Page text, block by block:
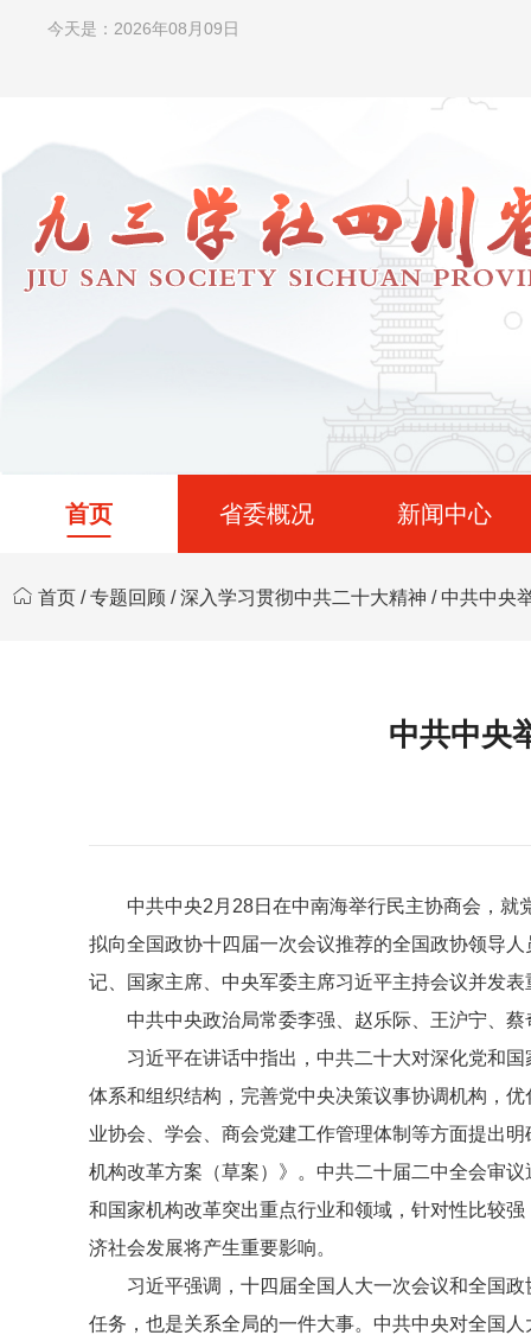
今天是：2026年08月09日
首页 省委概况 新闻中心
首页 /专题回顾 /深入学习贯彻中共二十大精神 / 中共中央
中共中央
中共中央2月28日在中南海举行民主协商会，
拟向全国政协十四届一次会议推荐的全国政协领导
记、国家主席、中央军委主席习近平主持会议并发表
中共中央政治局常委李强、赵乐际、王沪宁、
习近平在讲话中指出，中共二十大对深化党和
体系和组织结构，完善党中央决策议事协调机构，
业协会、学会、商会党建工作管理体制等方面提出
机构改革方案（草案）》。中共二十届二中全会审
和国家机构改革突出重点行业和领域，针对性比较
济社会发展将产生重要影响。
习近平强调，十四届全国人大一次会议和全国
任务，也是关系全局的一件大事。中共中央对全国